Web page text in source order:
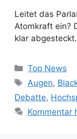
Leitet das
Atomkraft ein?
klar abgesteckt.
Kategorien
Top News
Augen,
Debatte,
Kommentar